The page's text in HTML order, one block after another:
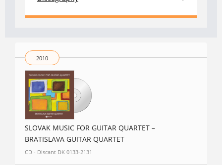
2010
SLOVAK MUSIC FOR GUITAR QUARTET –
BRATISLAVA GUITAR QUARTET
CD - Discant DK 0133-2131